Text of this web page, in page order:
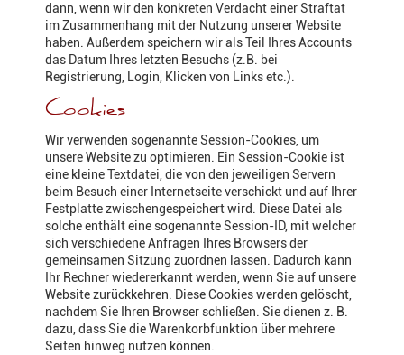
dann, wenn wir den konkreten Verdacht einer Straftat
im Zusammenhang mit der Nutzung unserer Website
haben. Außerdem speichern wir als Teil Ihres Accounts
das Datum Ihres letzten Besuchs (z.B. bei
Registrierung, Login, Klicken von Links etc.).
Cookies
Wir verwenden sogenannte Session-Cookies, um
unsere Website zu optimieren. Ein Session-Cookie ist
eine kleine Textdatei, die von den jeweiligen Servern
beim Besuch einer Internetseite verschickt und auf Ihrer
Festplatte zwischengespeichert wird. Diese Datei als
solche enthält eine sogenannte Session-ID, mit welcher
sich verschiedene Anfragen Ihres Browsers der
gemeinsamen Sitzung zuordnen lassen. Dadurch kann
Ihr Rechner wiedererkannt werden, wenn Sie auf unsere
Website zurückkehren. Diese Cookies werden gelöscht,
nachdem Sie Ihren Browser schließen. Sie dienen z. B.
dazu, dass Sie die Warenkorbfunktion über mehrere
Seiten hinweg nutzen können.